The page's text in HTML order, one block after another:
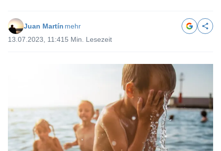
Juan Martín mehr
13.07.2023, 11:41 5 Min. Lesezeit